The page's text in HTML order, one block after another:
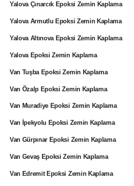
Yalova Çınarcık Epoksi Zemin Kaplama
Yalova Armutlu Epoksi Zemin Kaplama
Yalova Altınova Epoksi Zemin Kaplama
Yalova Epoksi Zemin Kaplama
Van Tuşba Epoksi Zemin Kaplama
Van Özalp Epoksi Zemin Kaplama
Van Muradiye Epoksi Zemin Kaplama
Van İpekyolu Epoksi Zemin Kaplama
Van Gürpınar Epoksi Zemin Kaplama
Van Gevaş Epoksi Zemin Kaplama
Van Edremit Epoksi Zemin Kaplama